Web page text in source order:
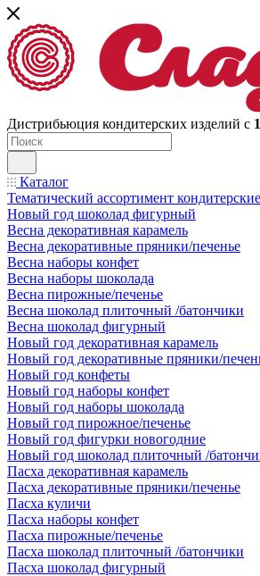
Дистрибьюция кондитерских изделий с
Каталог
Тематический ассортимент
Новый год шоколад фигурный
Весна декоративная карамель
Весна декоративные пряники/печенье
Весна наборы конфет
Весна наборы шоколада
Весна пирожные/печенье
Весна шоколад плиточный /батончики
Весна шоколад фигурный
Новый год декоративная карамель
Новый год декоративные пряники/
Новый год конфеты
Новый год наборы конфет
Новый год наборы шоколада
Новый год пирожное/печенье
Новый год фигурки новогодние
Новый год шоколад плиточный /
Пасха декоративная карамель
Пасха декоративные пряники/печенье
Пасха куличи
Пасха наборы конфет
Пасха пирожные/печенье
Пасха шоколад плиточный /батончики
Пасха шоколад фигурный